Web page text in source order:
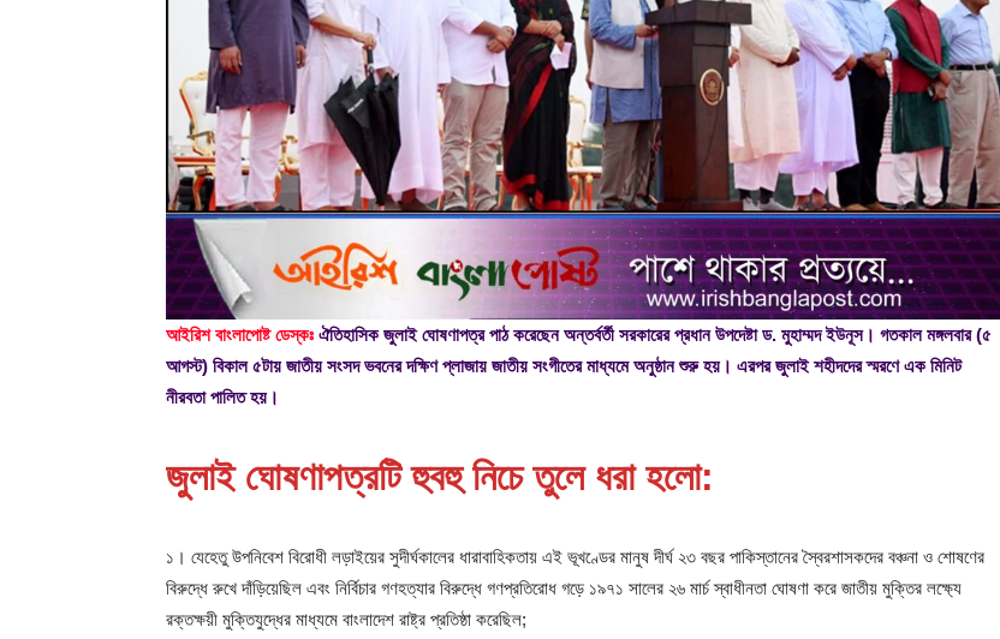
আইরিশ বাংলাপোষ্ট ডেস্কঃ ঐতিহাসিক জুলাই ঘোষণাপত্র পাঠ করেছেন অন্তর্বর্তী সরকারের প্রধান উপদেষ্টা ড. মুহাম্মদ ইউনূস। গতকাল মঙ্গলবার (৫
আগস্ট) বিকাল ৫টায় জাতীয় সংসদ ভবনের দক্ষিণ প্লাজায় জাতীয় সংগীতের মাধ্যমে অনুষ্ঠান শুরু হয়। এরপর জুলাই শহীদদের স্মরণে এক মিনিট
নীরবতা পালিত হয়।
জুলাই ঘোষণাপত্রটি হুবহু নিচে তুলে ধরা হলো:
১। যেহেতু উপনিবেশ বিরোধী লড়াইয়ের সুদীর্ঘকালের ধারাবাহিকতায় এই ভূখণ্ডের মানুষ দীর্ঘ ২৩ বছর পাকিস্তানের স্বৈরশাসকদের বঞ্চনা ও শোষণের
বিরুদ্ধে রুখে দাঁড়িয়েছিল এবং নির্বিচার গণহত্যার বিরুদ্ধে গণপ্রতিরোধ গড়ে ১৯৭১ সালের ২৬ মার্চ স্বাধীনতা ঘোষণা করে জাতীয় মুক্তির লক্ষ্যে
রক্তক্ষয়ী মুক্তিযুদ্ধের মাধ্যমে বাংলাদেশ রাষ্ট্র প্রতিষ্ঠা করেছিল;